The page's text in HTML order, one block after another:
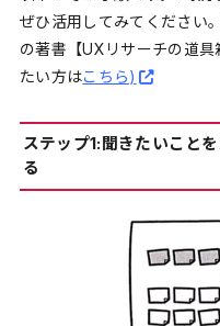
ぜひ活用してみてください
の著書【UXリサーチの道
たい方はこちら)
ステップ1:聞きたいこと
る